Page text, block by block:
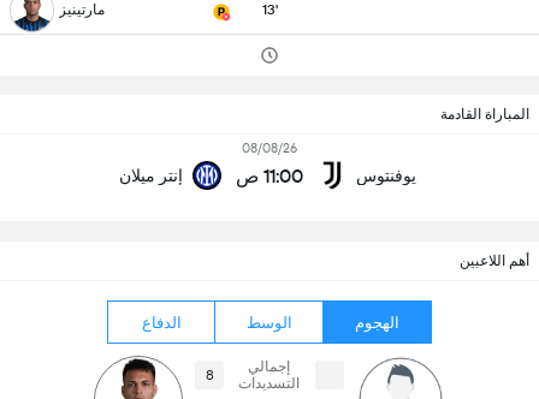
13' مارتينيز
المباراة القادمة
يوفنتوس
08/08/26
11:00 ص إنتر ميلان
أهم اللاعبين
الهجوم الوسط الدفاع
إجمالي
التسديدات
8